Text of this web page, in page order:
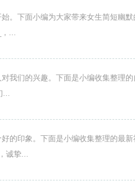
。下面小编为大家带来女生简短幽
...
我们的兴趣。下面是小编收集整理
...
的印象。下面是小编收集整理的最
诚挚...